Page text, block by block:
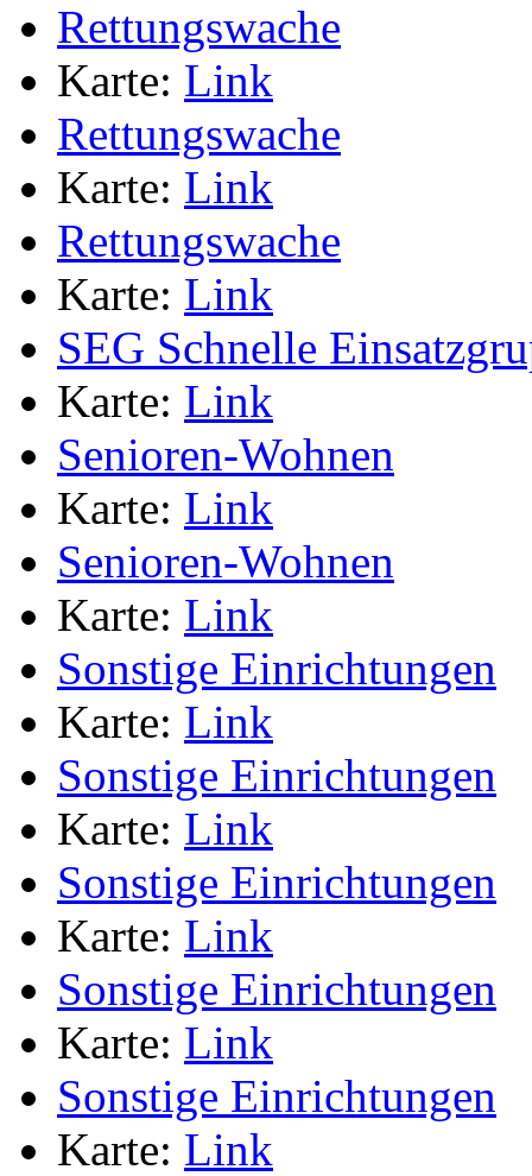
Rettungswache
Karte: Link
Rettungswache
Karte: Link
Rettungswache
Karte: Link
SEG Schnelle
Karte: Link
Senioren-Wohnen
Karte: Link
Senioren-Wohnen
Karte: Link
Sonstige Einrichtungen
Karte: Link
Sonstige Einrichtungen
Karte: Link
Sonstige Einrichtungen
Karte: Link
Sonstige Einrichtungen
Karte: Link
Sonstige Einrichtungen
Karte: Link